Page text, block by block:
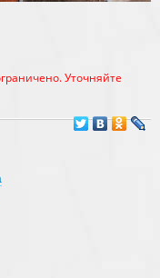
Уточняйте